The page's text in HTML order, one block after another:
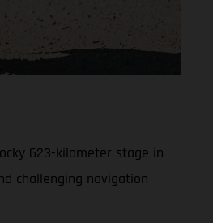
623-kilometer stage in
challenging navigation